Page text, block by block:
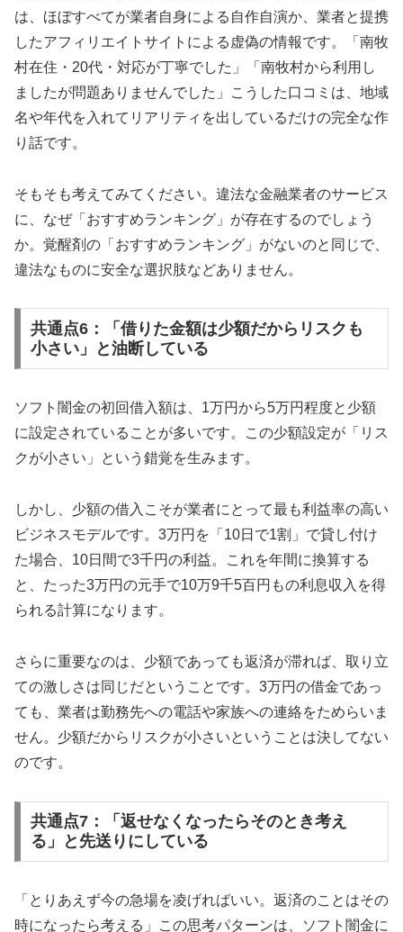
は、ほぼすべてが業者自身による自作自演か、業者と提携
したアフィリエイトサイトによる虚偽の情報です。「南牧
村在住・20代・対応が丁寧でした」「南牧村から利用し
ましたが問題ありませんでした」こうした口コミは、地域
名や年代を入れてリアリティを出しているだけの完全な作
り話です。
そもそも考えてみてください。違法な金融業者のサービス
に、なぜ「おすすめランキング」が存在するのでしょう
か。覚醒剤の「おすすめランキング」がないのと同じで、
違法なものに安全な選択肢などありません。
共通点6：「借りた金額は少額だからリスクも
小さい」と油断している
ソフト闇金の初回借入額は、1万円から5万円程度と少額
に設定されていることが多いです。この少額設定が「リス
クが小さい」という錯覚を生みます。
しかし、少額の借入こそが業者にとって最も利益率の高い
ビジネスモデルです。3万円を「10日で1割」で貸し付け
た場合、10日間で3千円の利益。これを年間に換算する
と、たった3万円の元手で10万9千5百円もの利息収入を得
られる計算になります。
さらに重要なのは、少額であっても返済が滞れば、取り立
ての激しさは同じだということです。3万円の借金であっ
ても、業者は勤務先への電話や家族への連絡をためらいま
せん。少額だからリスクが小さいということは決してない
のです。
共通点7：「返せなくなったらそのとき考え
る」と先送りにしている
「とりあえず今の急場を凌げればいい。返済のことはその
時になったら考える」この思考パターンは、ソフト闇金に